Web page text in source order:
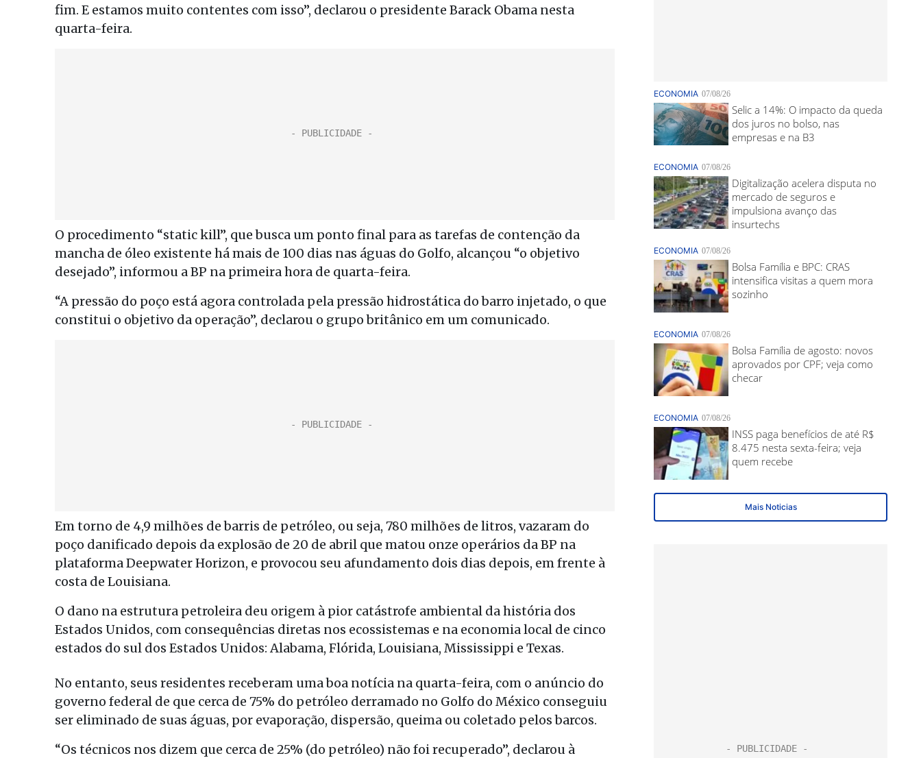
fim. E estamos muito contentes com isso”, declarou o presidente Barack Obama nesta
quarta-feira.
O procedimento “static kill”, que busca um ponto final para as tarefas de contenção da
mancha de óleo existente há mais de 100 dias nas águas do Golfo, alcançou “o objetivo
desejado”, informou a BP na primeira hora de quarta-feira.
“A pressão do poço está agora controlada pela pressão hidrostática do barro injetado, o que
constitui o objetivo da operação”, declarou o grupo britânico em um comunicado.
Em torno de 4,9 milhões de barris de petróleo, ou seja, 780 milhões de litros, vazaram do
poço danificado depois da explosão de 20 de abril que matou onze operários da BP na
plataforma Deepwater Horizon, e provocou seu afundamento dois dias depois, em frente à
costa de Louisiana.
O dano na estrutura petroleira deu origem à pior catástrofe ambiental da história dos
Estados Unidos, com consequências diretas nos ecossistemas e na economia local de cinco
estados do sul dos Estados Unidos: Alabama, Flórida, Louisiana, Mississippi e Texas.
No entanto, seus residentes receberam uma boa notícia na quarta-feira, com o anúncio do
governo federal de que cerca de 75% do petróleo derramado no Golfo do México conseguiu
ser eliminado de suas águas, por evaporação, dispersão, queima ou coletado pelos barcos.
“Os técnicos nos dizem que cerca de 25% (do petróleo) não foi recuperado”, declarou à